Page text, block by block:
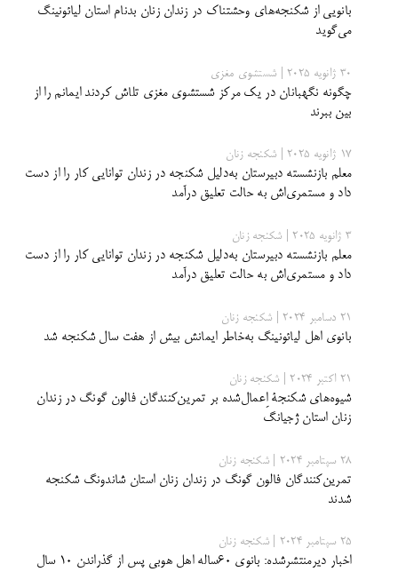
بانویی از شکنجه‌های وحشتناک در زندان زنان بدنام استان لیائونینگ
می‌گوید
30 ژانویه 2025 | شستشوی مغزی
چگونه نگهبانان در یک مرکز شستشوی مغزی تلاش ‌کردند ایمانم را از
بین ببرند
17 ژانویه 2025 | شکنجه زنان
معلم بازنشسته دبیرستان به‌دلیل شکنجه در زندان توانایی کار را از دست
داد و مستمری‌اش به حالت تعلیق درآمد
3 ژانویه 2025 | شکنجه زنان
معلم بازنشسته دبیرستان به‌دلیل شکنجه در زندان توانایی کار را از دست
داد و مستمری‌اش به حالت تعلیق درآمد
21 دسامبر 2024 | شکنجه زنان
بانوی اهل لیائونینگ به‌خاطر ایمانش بیش از هفت سال شکنجه شد
21 اکتبر 2024 | شکنجه زنان
شیوه‌های شکنجۀ اِعمال‌شده بر تمرین‌کنندگان فالون گونگ در زندان
زنان استان ژجیانگ
28 سپتامبر 2024 | شکنجه زنان
تمرین‌کنندگان فالون گونگ در زندان زنان استان شاندونگ شکنجه
شدند
25 سپتامبر 2024 | شکنجه زنان
اخبار دیرمنتشرشده: بانوی ۶۰ساله اهل هوبی پس از گذراندن ۱۰ سال